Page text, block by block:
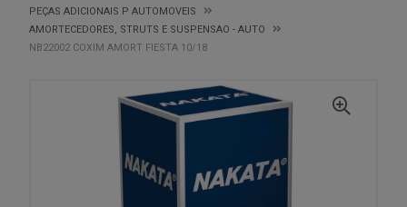
PEÇAS ADICIONAIS P AUTOMOVEIS
AMORTECEDORES, STRUTS E SUSPENSAO - AUTO
NB22002 COXIM AMORT FIESTA 10/18